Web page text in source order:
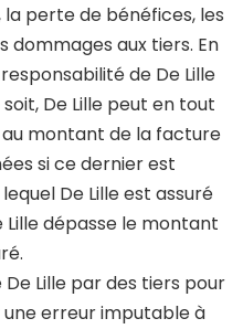
perte de bénéfices, les
dommages aux tiers. En
de De Lille
De Lille peut en tout
montant de la facture
si ce dernier est
De Lille est assuré
dépasse le montant
Lille par des tiers pour
erreur imputable à